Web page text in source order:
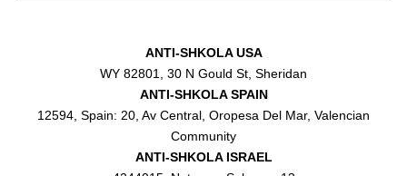
ANTI-SHKOLA USA
WY 82801, 30 N Gould St, Sheridan
ANTI-SHKOLA SPAIN
12594, Spain: 20, Av Central, Oropesa Del Mar, Valencian
Community
ANTI-SHKOLA ISRAEL